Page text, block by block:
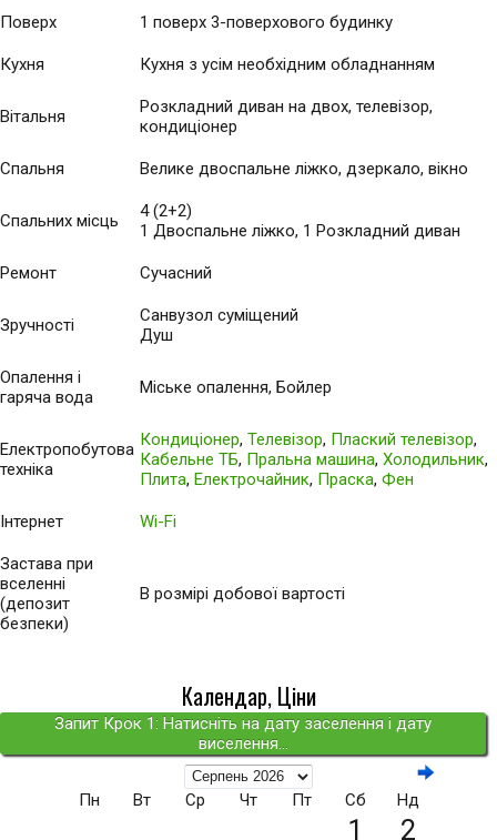
Поверх 1 поверх 3-поверхового будинку
Кухня Кухня з усім необхідним обладнанням
Вітальня
Розкладний диван на двох, телевізор,
кондиціонер
Спальня Велике двоспальне ліжко, дзеркало, вікно
Спальних місць
4 (2+2)
1 Двоспальне ліжко, 1 Розкладний диван
Ремонт Сучасний
Зручності
Санвузол суміщений
Душ
Опалення і
гаряча вода
Міське опалення, Бойлер
Електропобутова
техніка
Кондиціонер, Телевізор, Плаский телевізор,
Кабельне ТБ, Пральна машина, Холодильник,
Плита, Електрочайник, Праска, Фен
Інтернет Wi-Fi
Застава при
вселенні
(депозит
безпеки)
В розмірі добової вартості
Календар, Ціни
Запит Крок 1: Натисніть на дату заселення і дату
виселення...
Пн Вт Ср Чт Пт Сб Нд
1 2